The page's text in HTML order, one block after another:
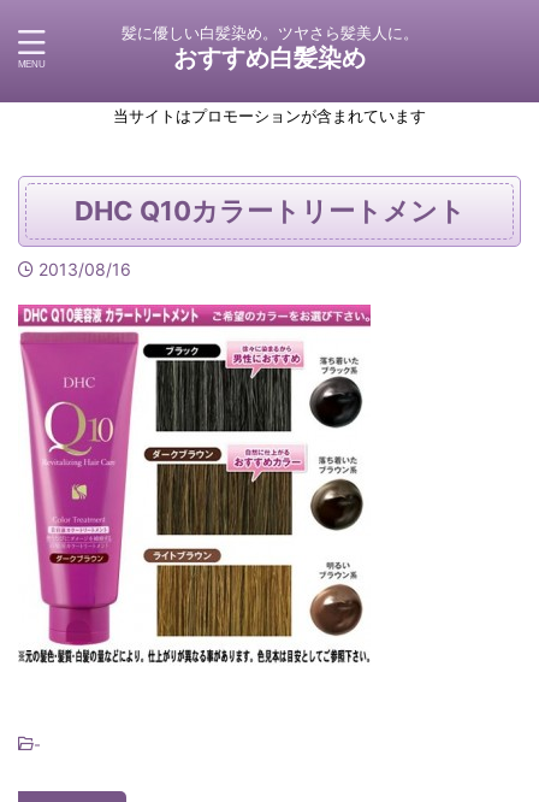
髪に優しい白髪染め。ツヤさら髪美人に。
おすすめ白髪染め
当サイトはプロモーションが含まれています
DHC Q10カラートリートメント
2013/08/16
-